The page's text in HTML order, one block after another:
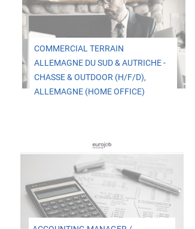
COMMERCIAL TERRAIN
ALLEMAGNE DU SUD & AUTRICHE -
CHASSE & OUTDOOR (H/F/D),
ALLEMAGNE (HOME OFFICE)